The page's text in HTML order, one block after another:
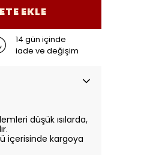
EKLE
14 gün içinde
iade ve değişim
düşük ısılarda,
içerisinde kargoya